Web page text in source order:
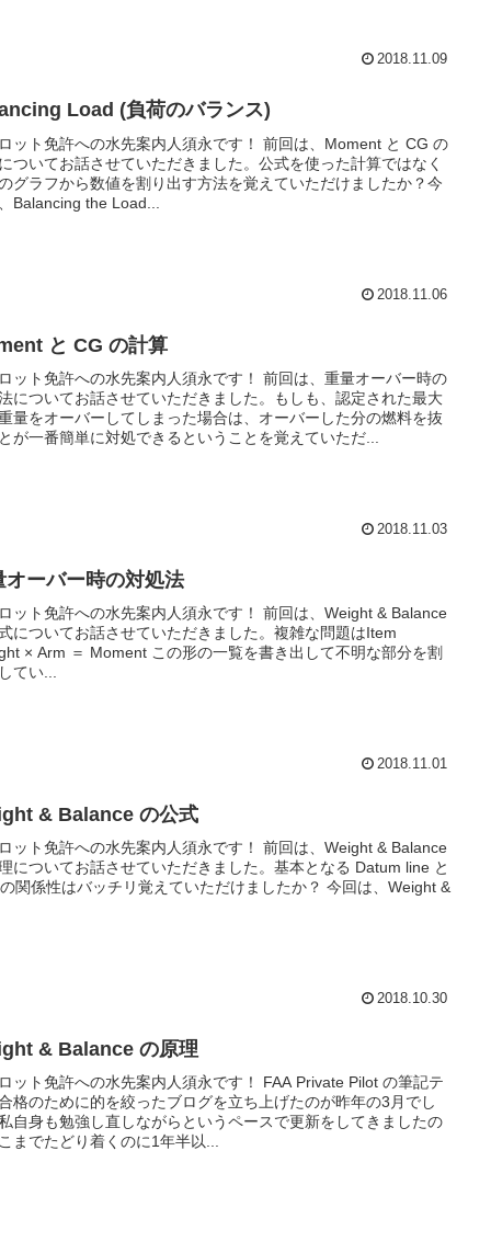
2018.11.09
Load (負荷のバランス)
ット免許への水先案内人須永です！ 前回は、Moment と CG の
ついてお話させていただきました。公式を使った計算ではなく
グラフから数値を割り出す方法を覚えていただけましたか？今
Balancing the Load...
2018.11.06
と CG の計算
ット免許への水先案内人須永です！ 前回は、重量オーバー時の
についてお話させていただきました。もしも、認定された最大
量をオーバーしてしまった場合は、オーバーした分の燃料を抜
が一番簡単に対処できるということを覚えていただ...
2018.11.03
オーバー時の対処法
ット免許への水先案内人須永です！ 前回は、Weight & Balance
についてお話させていただきました。複雑な問題はItem
× Arm ＝ Moment この形の一覧を書き出して不明な部分を割
てい...
2018.11.01
& Balance の公式
ット免許への水先案内人須永です！ 前回は、Weight & Balance
についてお話させていただきました。基本となる Datum line と
関係性はバッチリ覚えていただけましたか？ 今回は、Weight &
2018.10.30
& Balance の原理
ット免許への水先案内人須永です！ FAA Private Pilot の筆記テ
格のために的を絞ったブログを立ち上げたのが昨年の3月でし
自身も勉強し直しながらというペースで更新をしてきましたの
までたどり着くのに1年半以...